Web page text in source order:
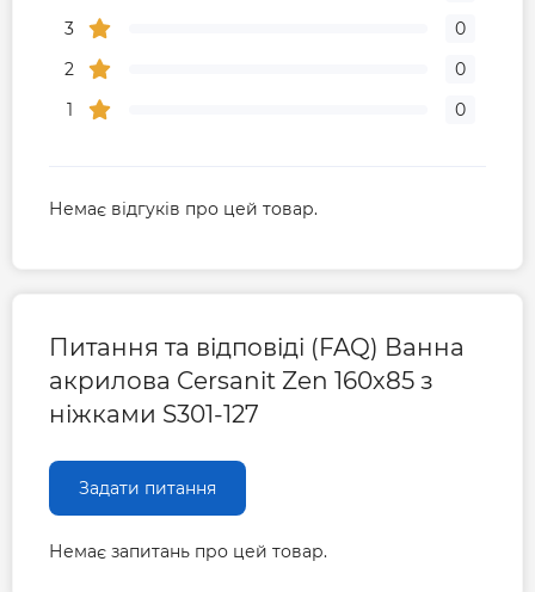
3
0
2
0
1
0
Немає відгуків про цей товар.
Питання та відповіді (FAQ) Ванна
акрилова Cersanit Zen 160х85 з
ніжками S301-127
Задати питання
Немає запитань про цей товар.